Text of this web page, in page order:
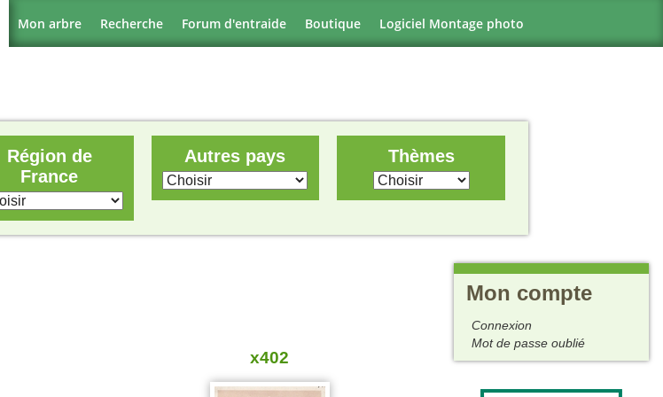
Mon arbre Recherche Forum d'entraide Boutique Logiciel Montage photo
Région de
France
Autres pays Thèmes
x402
Mon compte
Connexion
Mot de passe oublié